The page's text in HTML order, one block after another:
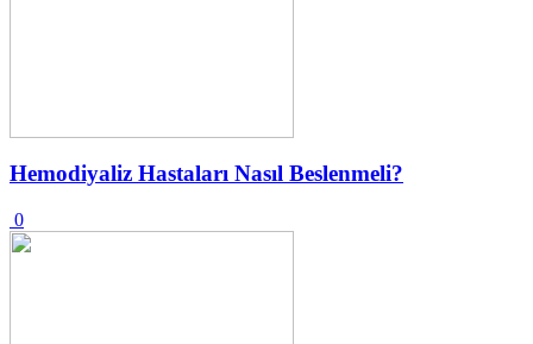
Hemodiyaliz Hastaları Nasıl Beslenmeli?
0